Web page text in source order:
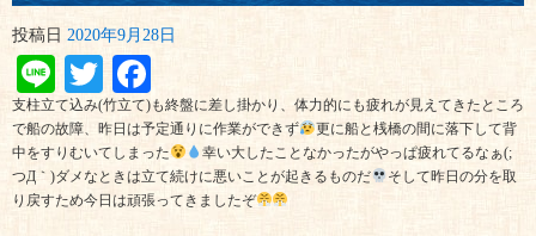
投稿日 2020年9月28日
LineTwitter
支柱立て込み(竹立て)も終盤に差し掛かり、体力的にも疲れが見えてきたところ
で船の故障、昨日は予定通りに作業ができず
更に船と桟橋の間に落下して背
中をすりむいてしまった
幸い大したことなかったがやっぱ疲れてるなぁ(;
つД｀)ダメなときは立て続けに悪いことが起きるものだ
そして昨日の分を取
り戻すため今日は頑張ってきましたぞ